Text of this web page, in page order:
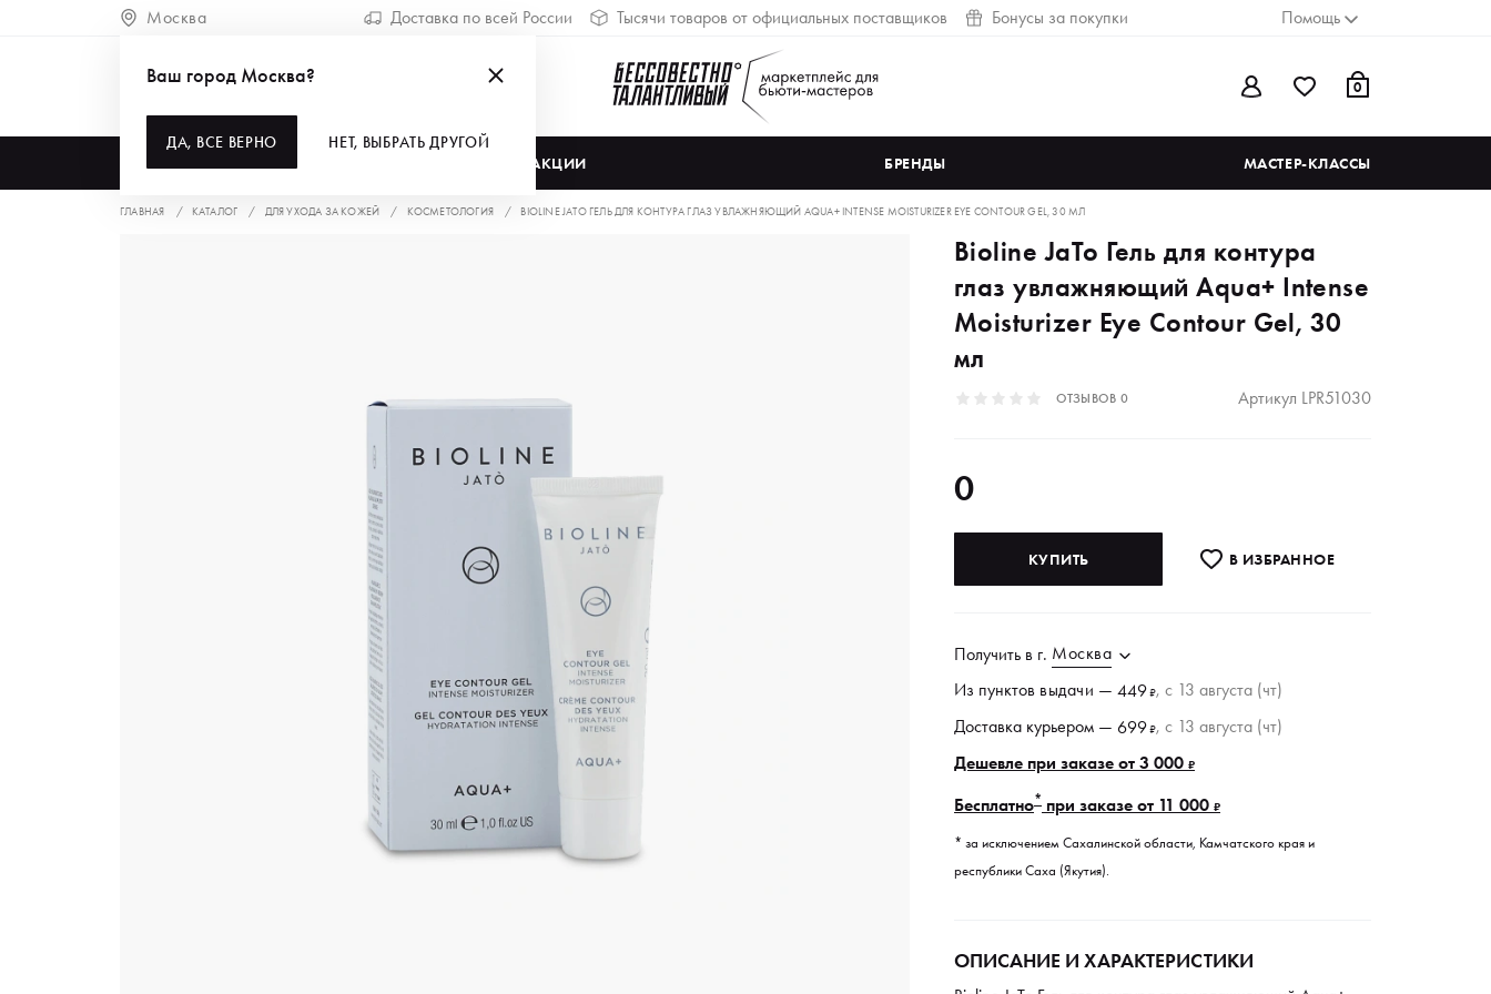
Москва Доставка по всей России Тысячи товаров от официальных поставщиков Бонусы за покупки Помощь
0
АКЦИИ БРЕНДЫ МАСТЕР-КЛАССЫ
Ваш город Москва?
ДА, ВСЕ ВЕРНО НЕТ, ВЫБРАТЬ ДРУГОЙ
ГЛАВНАЯ КАТАЛОГ ДЛЯ УХОДА ЗА КОЖЕЙ КОСМЕТОЛОГИЯ BIOLINE JATO ГЕЛЬ ДЛЯ КОНТУРА ГЛАЗ УВЛАЖНЯЮЩИЙ AQUA+ INTENSE MOISTURIZER EYE CONTOUR GEL, 30 МЛ
Bioline JaTo Гель для контура
глаз увлажняющий Aqua+ Intense
Moisturizer Eye Contour Gel, 30
мл
ОТЗЫВОВ 0 Артикул LPR51030
0
КУПИТЬ В ИЗБРАННОE
Получить в г. Москва
Из пунктов выдачи —449₽, c 13 августа (чт)
Доставка курьером —699₽, c 13 августа (чт)
Дешевле при заказе от 3 000₽
Бесплатно* при заказе от 11 000₽
* за исключением Сахалинской области, Камчатского края и
республики Саха (Якутия).
ОПИСАНИЕ И ХАРАКТЕРИСТИКИ